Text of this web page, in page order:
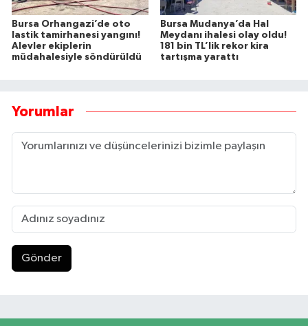
Bursa Orhangazi’de oto
lastik tamirhanesi yangını!
Alevler ekiplerin
müdahalesiyle söndürüldü
Bursa Mudanya’da Hal
Meydanı ihalesi olay oldu!
181 bin TL’lik rekor kira
tartışma yarattı
Yorumlar
Gönder